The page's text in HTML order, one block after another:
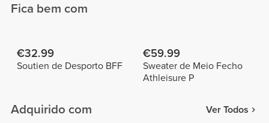
Fica bem com
€32.99
Soutien de Desporto BFF
€59.99
Sweater de Meio Fecho
Athleisure P
Adquirido com Ver Todos